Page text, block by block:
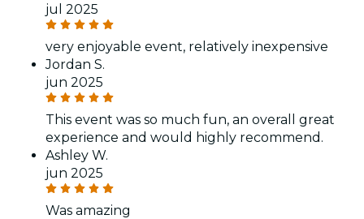
jul 2025
very enjoyable event, relatively inexpensive
Jordan S.
jun 2025
This event was so much fun, an overall great
experience and would highly recommend.
Ashley W.
jun 2025
Was amazing